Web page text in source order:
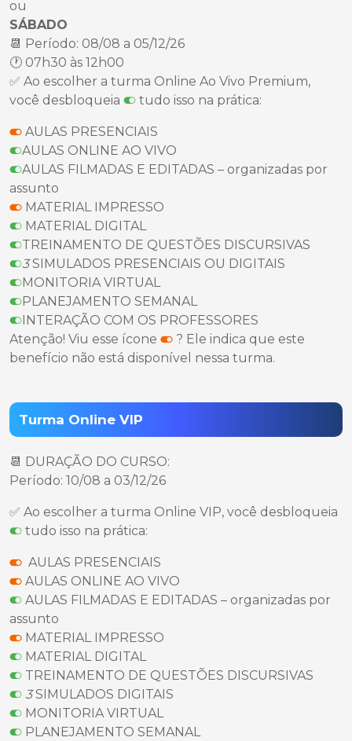
ou
SÁBADO
📆 Período: 08/08 a 05/12/26
🕐 07h30 às 12h00
✅ Ao escolher a turma Online Ao Vivo Premium,
você desbloqueia
tudo isso na prática:
AULAS PRESENCIAIS
AULAS ONLINE AO VIVO
AULAS FILMADAS E EDITADAS – organizadas por
assunto
MATERIAL IMPRESSO
MATERIAL DIGITAL
TREINAMENTO DE QUESTÕES DISCURSIVAS
3SIMULADOS PRESENCIAIS OU DIGITAIS
MONITORIA VIRTUAL
PLANEJAMENTO SEMANAL
INTERAÇÃO COM OS PROFESSORES
Atenção! Viu esse ícone
? Ele indica que este
benefício não está disponível nessa turma.
Turma Online VIP
📆 DURAÇÃO DO CURSO:
Período: 10/08 a 03/12/26
✅ Ao escolher a turma Online VIP, você desbloqueia
tudo isso na prática:
AULAS PRESENCIAIS
AULAS ONLINE AO VIVO
AULAS FILMADAS E EDITADAS – organizadas por
assunto
MATERIAL IMPRESSO
MATERIAL DIGITAL
TREINAMENTO DE QUESTÕES DISCURSIVAS
3SIMULADOS DIGITAIS
MONITORIA VIRTUAL
PLANEJAMENTO SEMANAL